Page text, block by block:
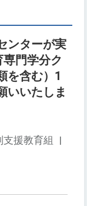
ンターが実
門学分ク
を含む）1
いいたしま
支援教育組 |